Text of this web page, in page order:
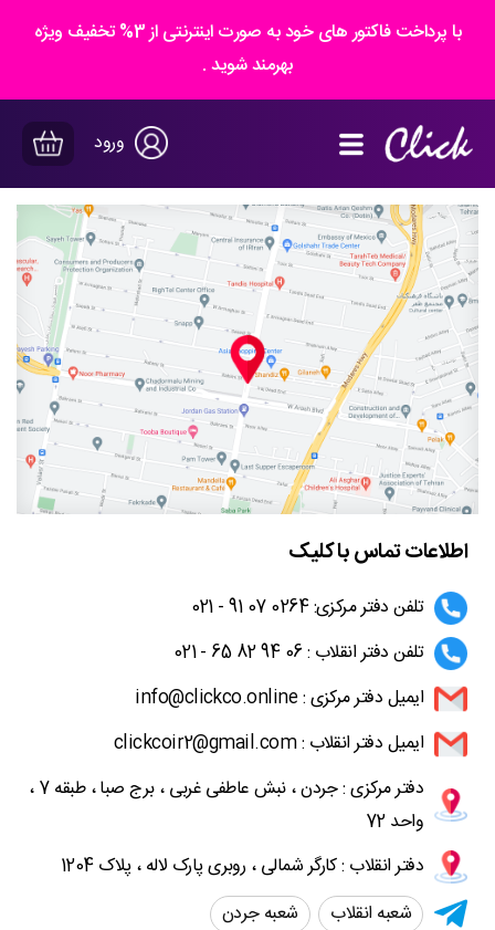
با پرداخت فاکتور های خود به صورت اینترنتی از 3% تخفیف ویژه
بهرمند شوید .
ورود
اطلاعات تماس با کلیک
تلفن دفتر مرکزی: 0264 07 91 - 021
تلفن دفتر انقلاب : 06 94 82 65 - 021
ایمیل دفتر مرکزی : info@clickco.online
ایمیل دفتر انقلاب : clickcoir2@gmail.com
دفتر مرکزی : جردن ، نبش عاطفی غربی ، برج صبا ، طبقه 7 ،
واحد 72
دفتر انقلاب : کارگر شمالی ، روبری پارک لاله ، پلاک 1204
شعبه انقلاب
شعبه جردن